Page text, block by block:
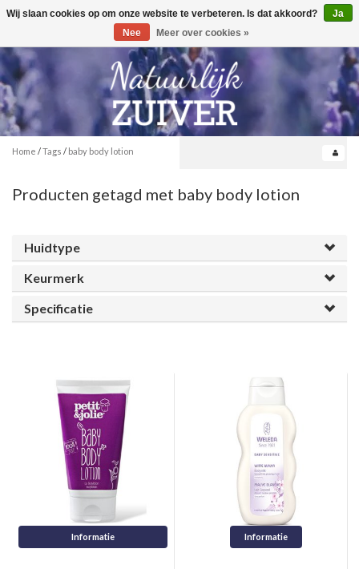
Toggle
0
Home /Tags / baby body lotion
Producten getagd met baby body lotion
Huidtype
Keurmerk
Specificatie
Informatie Informatie
Wij slaan cookies op om onze website te verbeteren. Is dat akkoord?
Ja
Nee
Meer over cookies »